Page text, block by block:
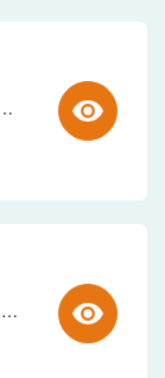
- S (set van 3)
Bookaroo Books & Stuff Pouch - Botanical